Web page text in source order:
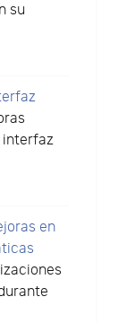
su
interfaz
en